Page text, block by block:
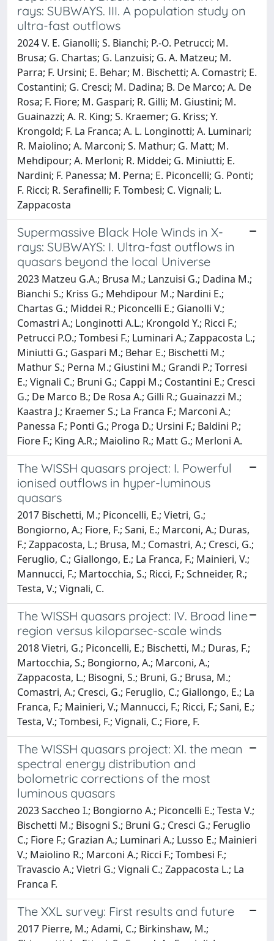
rays: SUBWAYS. III. A population study on
ultra-fast outflows
2024 V. E. Gianolli; S. Bianchi; P.-O. Petrucci; M.
Brusa; G. Chartas; G. Lanzuisi; G. A. Matzeu; M.
Parra; F. Ursini; E. Behar; M. Bischetti; A. Comastri; E.
Costantini; G. Cresci; M. Dadina; B. De Marco; A. De
Rosa; F. Fiore; M. Gaspari; R. Gilli; M. Giustini; M.
Guainazzi; A. R. King; S. Kraemer; G. Kriss; Y.
Krongold; F. La Franca; A. L. Longinotti; A. Luminari;
R. Maiolino; A. Marconi; S. Mathur; G. Matt; M.
Mehdipour; A. Merloni; R. Middei; G. Miniutti; E.
Nardini; F. Panessa; M. Perna; E. Piconcelli; G. Ponti;
F. Ricci; R. Serafinelli; F. Tombesi; C. Vignali; L.
Zappacosta
Supermassive Black Hole Winds in X-
rays: SUBWAYS: I. Ultra-fast outflows in
quasars beyond the local Universe
2023 Matzeu G.A.; Brusa M.; Lanzuisi G.; Dadina M.;
Bianchi S.; Kriss G.; Mehdipour M.; Nardini E.;
Chartas G.; Middei R.; Piconcelli E.; Gianolli V.;
Comastri A.; Longinotti A.L.; Krongold Y.; Ricci F.;
Petrucci P.O.; Tombesi F.; Luminari A.; Zappacosta L.;
Miniutti G.; Gaspari M.; Behar E.; Bischetti M.;
Mathur S.; Perna M.; Giustini M.; Grandi P.; Torresi
E.; Vignali C.; Bruni G.; Cappi M.; Costantini E.; Cresci
G.; De Marco B.; De Rosa A.; Gilli R.; Guainazzi M.;
Kaastra J.; Kraemer S.; La Franca F.; Marconi A.;
Panessa F.; Ponti G.; Proga D.; Ursini F.; Baldini P.;
Fiore F.; King A.R.; Maiolino R.; Matt G.; Merloni A.
The WISSH quasars project: I. Powerful
ionised outflows in hyper-luminous
quasars
2017 Bischetti, M.; Piconcelli, E.; Vietri, G.;
Bongiorno, A.; Fiore, F.; Sani, E.; Marconi, A.; Duras,
F.; Zappacosta, L.; Brusa, M.; Comastri, A.; Cresci, G.;
Feruglio, C.; Giallongo, E.; La Franca, F.; Mainieri, V.;
Mannucci, F.; Martocchia, S.; Ricci, F.; Schneider, R.;
Testa, V.; Vignali, C.
The WISSH quasars project: IV. Broad line
region versus kiloparsec-scale winds
2018 Vietri, G.; Piconcelli, E.; Bischetti, M.; Duras, F.;
Martocchia, S.; Bongiorno, A.; Marconi, A.;
Zappacosta, L.; Bisogni, S.; Bruni, G.; Brusa, M.;
Comastri, A.; Cresci, G.; Feruglio, C.; Giallongo, E.; La
Franca, F.; Mainieri, V.; Mannucci, F.; Ricci, F.; Sani, E.;
Testa, V.; Tombesi, F.; Vignali, C.; Fiore, F.
The WISSH quasars project: XI. the mean
spectral energy distribution and
bolometric corrections of the most
luminous quasars
2023 Saccheo I.; Bongiorno A.; Piconcelli E.; Testa V.;
Bischetti M.; Bisogni S.; Bruni G.; Cresci G.; Feruglio
C.; Fiore F.; Grazian A.; Luminari A.; Lusso E.; Mainieri
V.; Maiolino R.; Marconi A.; Ricci F.; Tombesi F.;
Travascio A.; Vietri G.; Vignali C.; Zappacosta L.; La
Franca F.
The XXL survey: First results and future
2017 Pierre, M.; Adami, C.; Birkinshaw, M.;